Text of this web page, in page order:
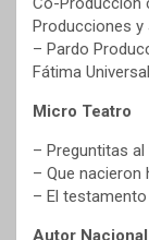
Producciones y
– Pardo
Fátima Universal
Micro Teatro
– Preguntitas
– Que nacieron
– El
Autor Nacional